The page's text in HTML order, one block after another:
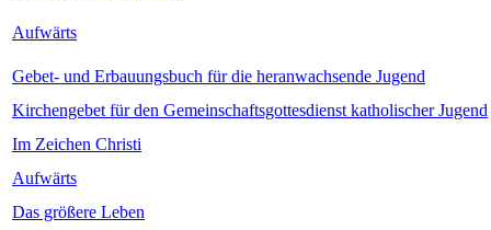
Aufwärts
Gebet- und Erbauungsbuch für die heranwachsende Jugend
Kirchengebet für den Gemeinschaftsgottesdienst katholischer Jugend
Im Zeichen Christi
Aufwärts
Das größere Leben